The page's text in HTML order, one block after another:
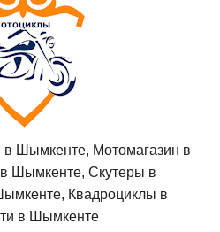
в Шымкенте, Мотомагазин в
Шымкенте, Скутеры в
Квадроциклы в
в Шымкенте